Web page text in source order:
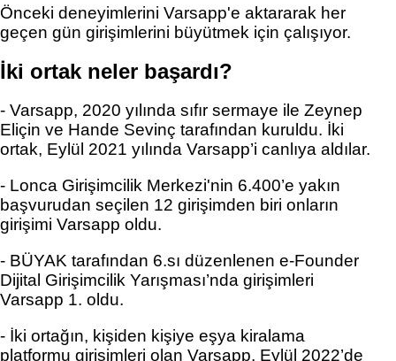
Önceki deneyimlerini Varsapp'e aktararak her
geçen gün girişimlerini büyütmek için çalışıyor.
İki ortak neler başardı?
- Varsapp, 2020 yılında sıfır sermaye ile Zeynep
Eliçin ve Hande Sevinç tarafından kuruldu. İki
ortak, Eylül 2021 yılında Varsapp’i canlıya aldılar.
- Lonca Girişimcilik Merkezi'nin 6.400’e yakın
başvurudan seçilen 12 girişimden biri onların
girişimi Varsapp oldu.
- BÜYAK tarafından
Dijital Girişimcilik Yarışması’nda girişimleri
Varsapp 1. oldu.
- İki ortağın, kişiden kişiye eşya kiralama
platformu girişimleri olan Varsapp, Eylül 2022’de